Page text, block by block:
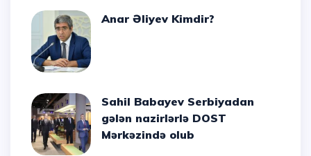
Anar Əliyev Kimdir?
Sahil Babayev Serbiyadan
gələn nazirlərlə DOST
Mərkəzində olub